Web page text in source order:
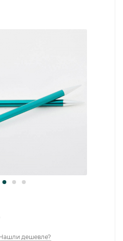
дешевле?